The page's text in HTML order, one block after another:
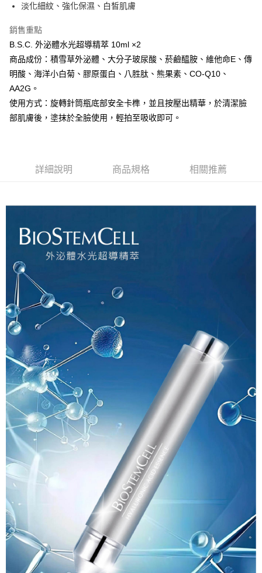
華南商業銀行
國泰世華商業銀行
臺灣中小企業銀行
匯豐（台灣）商業銀行
華泰商業銀行
聯邦商業銀行
遠東國際商業銀行
台新國際商業銀行
中國信託商業銀行
台灣樂天信用卡公司
華南商業銀行
上海商業儲蓄銀行
國泰世華商業銀行
臺灣中小企業銀行
台中商業銀行
匯豐（台灣）商業銀行
華泰商業銀行
聯邦商業銀行
元大商業銀行
永豐商業銀行
玉山商業銀行
星展（台灣）商業銀行
LINE Pay
Apple Pay
悠遊付
AFTEE先享後付是「在收到商品之後才付款」的支付方式。 讓您購物簡單
便利好安心！
３．安心：先確認商品／服務後，再付款。
【「AFTEE先享後付」結帳流程】
１．於結帳方式選擇「AFTEE先享後付」後，將跳轉至「AFTEE先享後付」
２．訂單成立數日內，您將收到繳費通知簡訊。
３．收到繳費通知簡訊後14天內，點擊此簡訊中的連結，可透過四大超商／
ATM／網路銀行／等多元方式進行付款，方視為交易完成。
※ 請注意：結帳手續完成當下不需立刻繳費，但若您需要取消訂單，請聯絡
購買商品的店家。未經商家同意取消之訂單仍視為有效，需透過AFTEE先享
後付繳納相關費用。
※ 交易是否成功請以「AFTEE先享後付 」之結帳頁面顯示為準，若有關於
是否繳費成功／繳費後需取消欲退款等相關疑問，請聯繫「AFTEE先享後付
客戶支援中心」
https://netprotections.freshdesk.com/support/home
【注意事項】
１．透過由恩沛科技股份有限公司提供之「AFTEE先享後付」服務完成之交
易，需依本服務之必要範圍內提供個人資料，並將交易相關給付款項請求債
權轉讓予恩沛科技股份有限公司。
２．關於個人資料處理事宜，請瀏覽以下網址：
https://aftee.tw/terms/#terms3
３．未成年的使用者請事先徵得法定代理人或監護人之同意方可使用
「AFTEE先享後付」，若未經同意申辦者引起之損失，本公司不負相關責
任。
４．使用「AFTEE先享後付」時，將依據個別帳號之用戶狀況，依本公司即
時審查核予不同之上限額度；若仍有額度不足之情形，本公司將視審查結果
請求用戶進行身份認證。
５．嚴禁一人註冊多個帳號或使用他人資訊註冊。若發現惡意使用之情形，
恩沛科技股份有限公司將有權停止該用戶之使用額度並採取法律行動。
運送方式
每筆NT$50，滿NT$699(含以上)免運費
付款後全家取貨
每筆NT$50，滿NT$699(含以上)免運費
X(勿選)未配合萊爾富(勿選)X
每筆NT$500
7-11取貨付款
每筆NT$50，滿NT$699(含以上)免運費
付款後7-11取貨
每筆NT$50，滿NT$699(含以上)免運費
宅配
每筆NT$70，滿NT$699(含以上)免運費
淡化細紋、強化保濕、白皙肌膚
銷售重點
B.S.C. 外泌體水光超導精萃 10ml ×2
商品成份：積雪草外泌體、大分子玻尿酸、菸鹼醯胺、維他命E、傳
明酸、海洋小白菊、膠原蛋白、八胜肽、熊果素、CO-Q10、
AA2G。
使用方式：旋轉針筒瓶底部安全卡榫，並且按壓出精華，於清潔臉
部肌膚後，塗抹於全臉使用，輕拍至吸收即可。
詳細說明 商品規格 相關推薦